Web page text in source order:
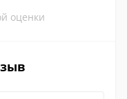
оценки